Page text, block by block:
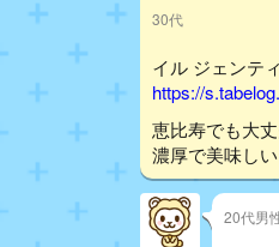
30代
イル ジェンテ
https://
恵比寿でも大
濃厚で美味し
20代男